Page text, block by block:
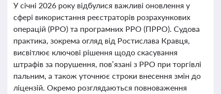
У січні 2026 року відбулися важливі оновлення у
сфері використання реєстраторів розрахункових
операцій (РРО) та програмних РРО (ПРРО). Судова
практика, зокрема огляд від Ростислава Кравця,
висвітлює ключові рішення щодо скасування
штрафів за порушення, пов’язані з РРО при торгівлі
пальним, а також уточнює строки внесення змін до
ліцензій. Окремо розглядаються повноваження